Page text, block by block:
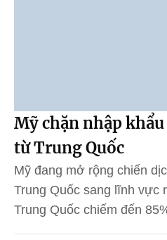
Mỹ chặn nhập
từ Trung Quốc
Mỹ đang mở rộng chiến
Trung Quốc sang lĩnh vực
Trung Quốc chiếm đến